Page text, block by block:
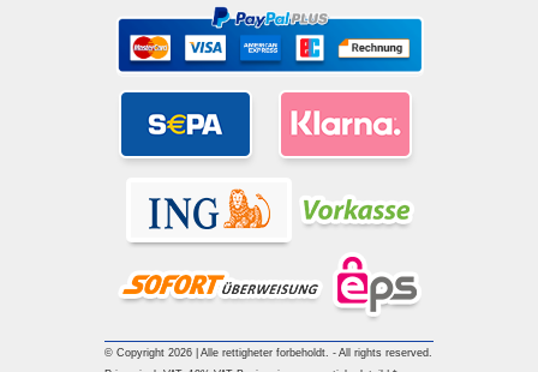
© Copyright 2026 | Alle rettigheter forbeholdt. - All rights reserved.